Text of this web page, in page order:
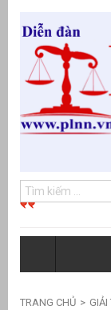
TRANG CHỦ GIẢI